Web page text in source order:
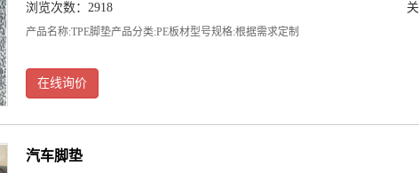
浏览次数：2918
产品名称:TPE脚垫产品分类:PE板材型号规格:根据需求定制
在线询价
汽车脚垫